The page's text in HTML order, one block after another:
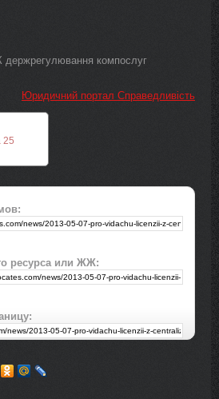
держрегулювання компослуг
Юридичний портал Справедливість
25
ресурса или ЖЖ: